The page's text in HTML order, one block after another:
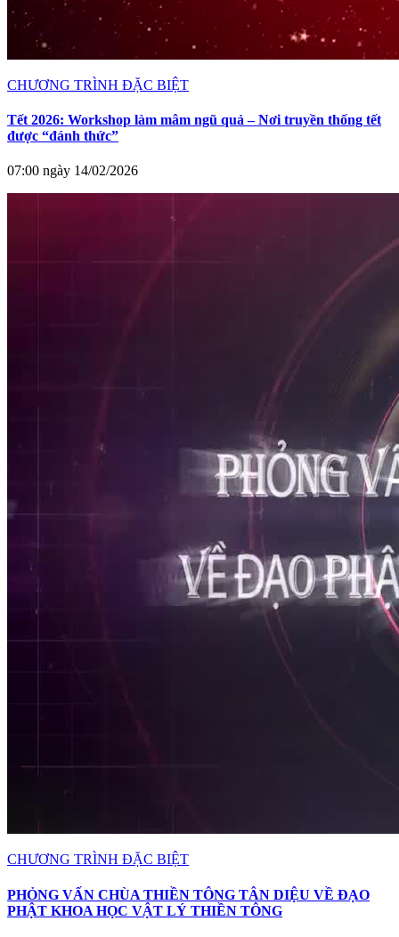
CHƯƠNG TRÌNH ĐẶC BIỆT
Tết 2026: Workshop làm mâm ngũ quả – Nơi truyền thống tết
được “đánh thức”
07:00 ngày 14/02/2026
CHƯƠNG TRÌNH ĐẶC BIỆT
PHỎNG VẤN CHÙA THIỀN TÔNG TÂN DIỆU VỀ ĐẠO
PHẬT KHOA HỌC VẬT LÝ THIỀN TÔNG